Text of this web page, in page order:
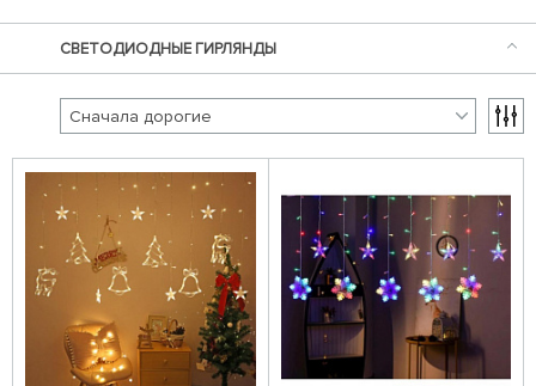
СВЕТОДИОДНЫЕ ГИРЛЯНДЫ